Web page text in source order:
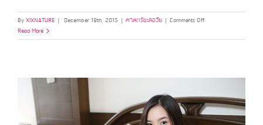
ByXIXNATURE | December 19th, 2015 | ศาสตร์ชะลอวัย | Comments Offon
เรา
Rhythms)
Read More